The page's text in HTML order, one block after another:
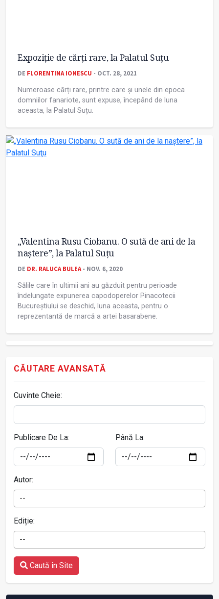
Expoziție de cărți rare, la Palatul Suțu
DE FLORENTINA IONESCU - OCT. 28, 2021
Numeroase cărți rare, printre care și unele din epoca
domniilor fanariote, sunt expuse, începând de luna
aceasta, la Palatul Suțu.
„Valentina Rusu Ciobanu. O sută de ani de la
naștere”, la Palatul Suţu
DE DR. RALUCA BULEA- NOV. 6, 2020
Sălile care în ultimii ani au găzduit pentru perioade
îndelungate expunerea capodoperelor Pinacotecii
Bucureștiului se deschid, luna aceasta, pentru o
reprezentantă de marcă a artei basarabene.
CĂUTARE AVANSATĂ
Cuvinte Cheie:
Publicare De La: Până La:
Autor:
--
Ediție:
--
Caută în Site